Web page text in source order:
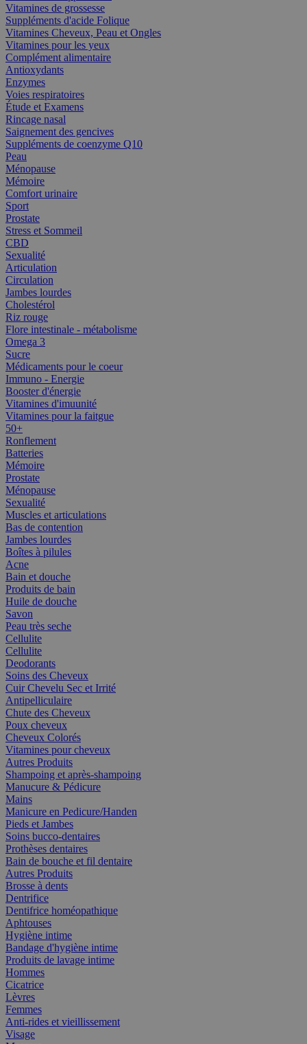
Vitamines de grossesse
Suppléments d'acide Folique
Vitamines Cheveux, Peau et Ongles
Vitamines pour les yeux
Complément alimentaire
Antioxydants
Enzymes
Voies respiratoires
Étude et Examens
Rincage nasal
Saignement des gencives
Suppléments de coenzyme Q10
Peau
Ménopause
Mémoire
Comfort urinaire
Sport
Prostate
Stress et Sommeil
CBD
Sexualité
Articulation
Circulation
Jambes lourdes
Cholestérol
Riz rouge
Flore intestinale - métabolisme
Omega 3
Sucre
Médicaments pour le coeur
Immuno - Energie
Booster d'énergie
Vitamines d'imuunité
Vitamines pour la faitgue
50+
Ronflement
Batteries
Mémoire
Prostate
Ménopause
Sexualité
Muscles et articulations
Bas de contention
Jambes lourdes
Boîtes à pilules
Acne
Bain et douche
Produits de bain
Huile de douche
Savon
Peau très seche
Cellulite
Cellulite
Deodorants
Soins des Cheveux
Cuir Chevelu Sec et Irrité
Antipelliculaire
Chute des Cheveux
Poux cheveux
Cheveux Colorés
Vitamines pour cheveux
Autres Produits
Shampoing et après-shampoing
Manucure & Pédicure
Mains
Manicure en Pedicure/Handen
Pieds et Jambes
Soins bucco-dentaires
Prothèses dentaires
Bain de bouche et fil dentaire
Autres Produits
Brosse à dents
Dentrifice
Dentifrice homéopathique
Aphtouses
Hygiène intime
Bandage d'hygiène intime
Produits de lavage intime
Hommes
Cicatrice
Lèvres
Femmes
Anti-rides et vieillissement
Visage